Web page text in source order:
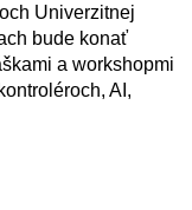
Univerzitnej
bude konať
a workshopmi
AI,